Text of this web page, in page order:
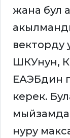
жана бул
векторду
ШКУнун,
ЕАЭБдин
керек.
нуру